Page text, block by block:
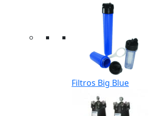
Filtros Big Blue